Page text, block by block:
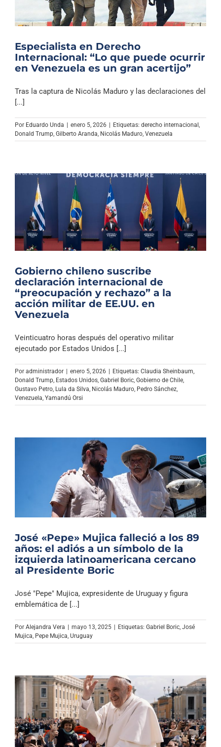
Especialista en Derecho
Internacional: “Lo que puede ocurrir
en Venezuela es un gran acertijo”
Tras la captura de Nicolás Maduro y las declaraciones del
[...]
Por Eduardo Unda | enero 5, 2026 | Etiquetas: derecho internacional
Donald Trump Gilberto Aranda Nicolás Maduro Venezuela
Gobierno chileno suscribe
declaración internacional de
“preocupación y rechazo” a la
acción militar de EE.UU. en
Venezuela
Veinticuatro horas después del operativo militar
ejecutado por Estados Unidos [...]
Por administrador enero 5, 2026 Etiquetas: Claudia Sheinbaum,
Donald Trump, Estados Unidos, Gabriel Boric, Gobierno de Chile,
Gustavo Petro, Lula da Silva, Nicolás Maduro, Pedro Sánchez,
Venezuela, Yamandú Orsi
José «Pepe» Mujica falleció a los 89
años: el adiós a un símbolo de la
izquierda latinoamericana cercano
al Presidente Boric
José "Pepe" Mujica, expresidente de Uruguay y figura
emblemática de [...]
Por Alejandra Vera mayo 13, 2025 Etiquetas: Gabriel Boric, José
Mujica, Pepe Mujica, Uruguay